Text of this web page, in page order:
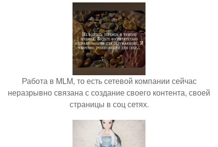
Работа в MLM, то есть сетевой компании сейчас
неразрывно связана с создание своего контента, своей
страницы в соц сетях.